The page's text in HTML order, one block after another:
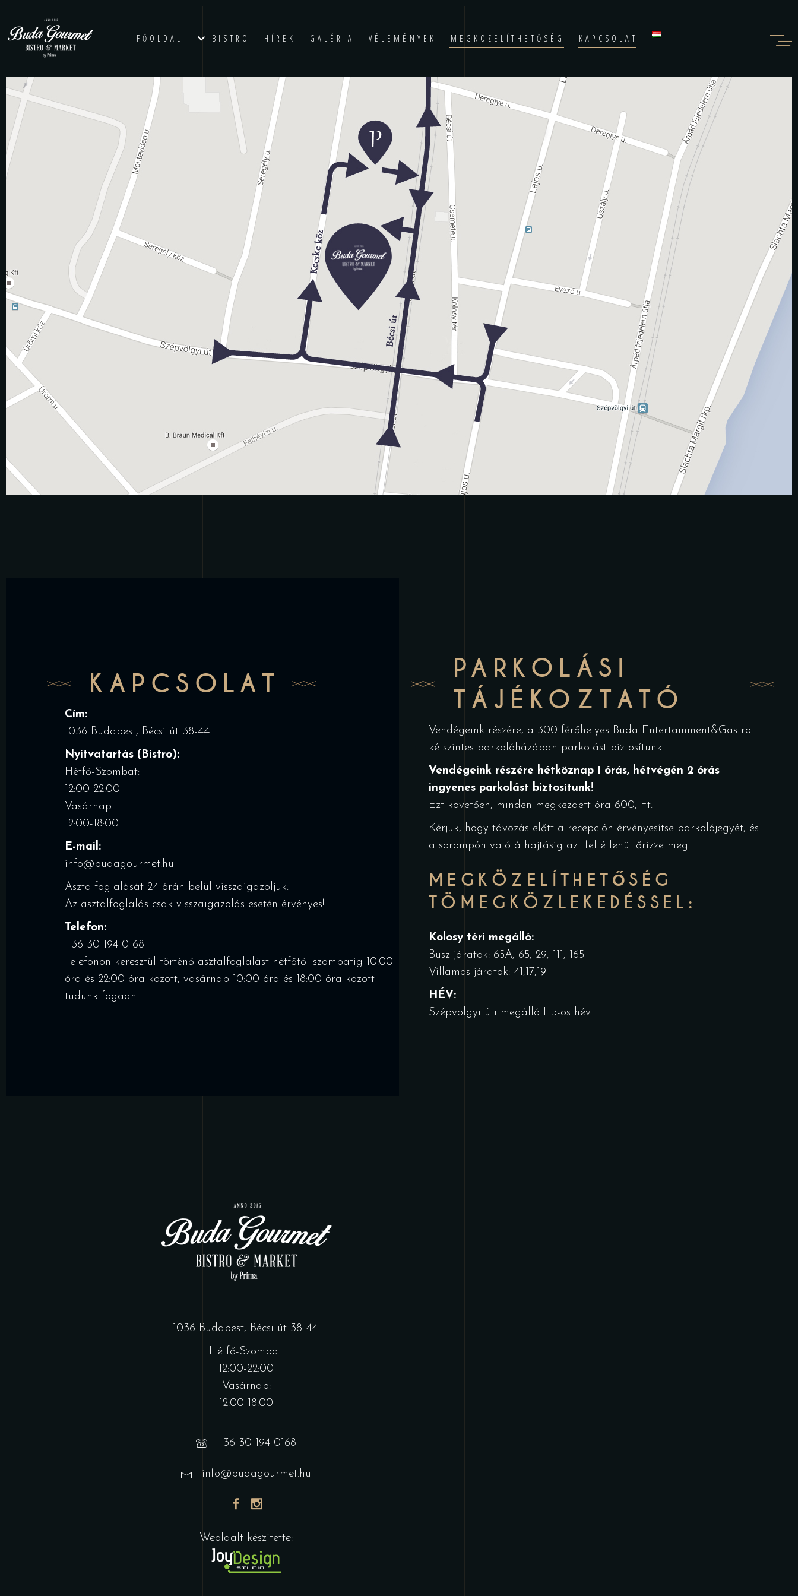
FŐOLDAL BISTRO HÍREK GALÉRIA VÉLEMÉNYEK MEGKÖZELÍTHETŐSÉG KAPCSOLAT
KAPCSOLAT
Cím:
1036 Budapest, Bécsi út 38-44.
Nyitvatartás (Bistro):
Hétfő-Szombat:
12:00-22:00
Vasárnap:
12:00-18:00
E-mail:
info@budagourmet.hu
Asztalfoglalását 24 órán belül visszaigazoljuk.
Az asztalfoglalás csak visszaigazolás esetén érvényes!
Telefon:
+36 30 194 0168
Telefonon keresztül történő asztalfoglalást hétfőtől szombatig 10:00
óra és 22:00 óra között, vasárnap 10:00 óra és 18:00 óra között
tudunk fogadni.
PARKOLÁSI
TÁJÉKOZTATÓ
Vendégeink részére, a 300 férőhelyes Buda Entertainment&Gastro
kétszintes parkolóházában parkolást biztosítunk.
Vendégeink részére hétköznap 1 órás, hétvégén 2 órás
ingyenes parkolást biztosítunk!
Ezt követően, minden megkezdett óra 600,-Ft.
Kérjük, hogy távozás előtt a recepción érvényesítse parkolójegyét, és
a sorompón való áthajtásig azt feltétlenül őrizze meg!
MEGKÖZELÍTHETŐSÉG
TÖMEGKÖZLEKEDÉSSEL:
Kolosy téri megálló:
Busz járatok: 65A, 65, 29, 111, 165
Villamos járatok: 41,17,19
HÉV:
Szépvölgyi úti megálló H5-ös hév
1036 Budapest, Bécsi út 38-44.
Hétfő-Szombat:
12:00-22:00
Vasárnap:
12:00-18:00
+36 30 194 0168
info@budagourmet.hu
Weoldalt készítette: